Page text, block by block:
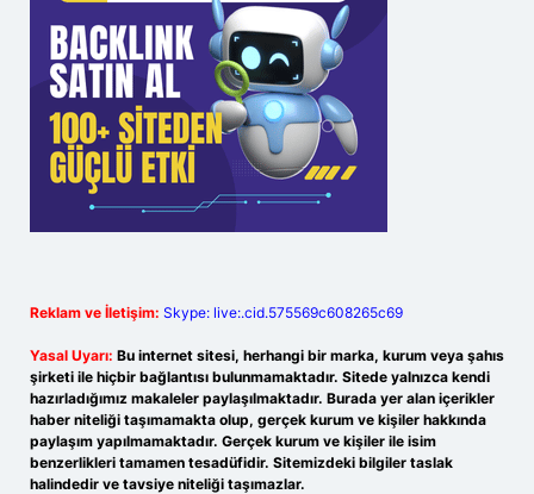
Reklam ve İletişim: Skype: live:.cid.575569c608265c69
Yasal Uyarı: Bu internet sitesi, herhangi bir marka, kurum veya şahıs
şirketi ile hiçbir bağlantısı bulunmamaktadır. Sitede yalnızca kendi
hazırladığımız makaleler paylaşılmaktadır. Burada yer alan içerikler
haber niteliği taşımamakta olup, gerçek kurum ve kişiler hakkında
paylaşım yapılmamaktadır. Gerçek kurum ve kişiler ile isim
benzerlikleri tamamen tesadüfidir. Sitemizdeki bilgiler taslak
halindedir ve tavsiye niteliği taşımazlar.